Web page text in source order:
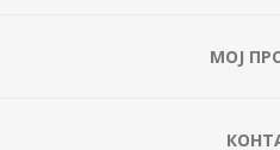
МОЈ